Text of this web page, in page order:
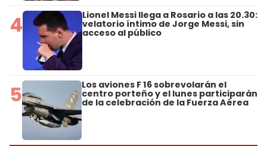
4 Lionel Messi llega a Rosario a las 20.30:
velatorio íntimo de Jorge Messi, sin
acceso al público
5 Los aviones F 16 sobrevolarán el
centro porteño y el lunes participarán
de la celebración de la Fuerza Aérea